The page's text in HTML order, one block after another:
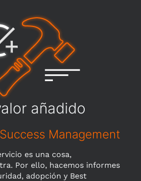
añadido
Management
es una cosa,
Por ello, hacemos informes
adopción y Best